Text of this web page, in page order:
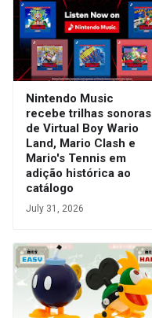
Nintendo Music
recebe trilhas sonoras
de Virtual Boy Wario
Land, Mario Clash e
Mario's Tennis em
adição histórica ao
catálogo
July 31, 2026